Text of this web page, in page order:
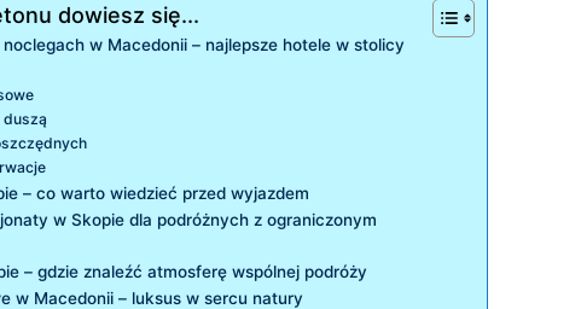
dowiesz się...
w Macedonii‍ – najlepsze hotele w stolicy
duszą
– co warto wiedzieć przed​ wyjazdem
w Skopie dla podróżnych z ograniczonym
– gdzie ⁣znaleźć ⁢atmosferę wspólnej podróży
w Macedonii – luksus ⁤w sercu natury